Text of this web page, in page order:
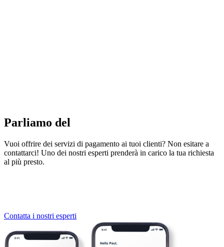
Parliamo del
Vuoi offrire dei servizi di pagamento ai tuoi clienti? Non esitare a
contattarci! Uno dei nostri esperti prenderà in carico la tua richiesta
al più presto.
Contatta i nostri esperti